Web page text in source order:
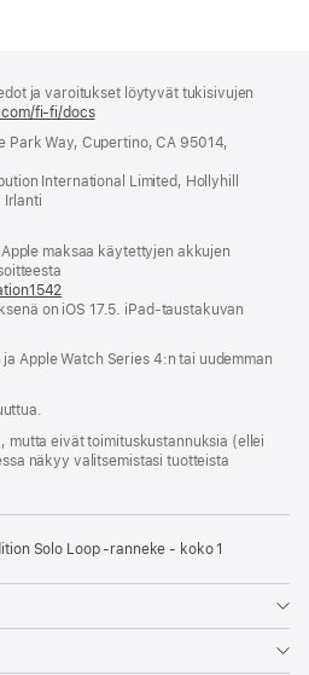
ja varoitukset löytyvät tukisivujen
fi-fi/docs(avautuu
ikkunaan)
Park Way, Cupertino, CA 95014,
International Limited, Hollyhill
Irlanti
maksaa käytettyjen akkujen
uuteen
on iOS 17.5. iPad-taustakuvan
Apple Watch Series 4:n tai uudemman
mutta eivät toimitus­kustannuksia (ellei
näkyy valitsemistasi tuotteista
Solo Loop ‑ranneke - koko 1